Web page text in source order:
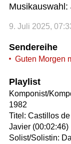
9. Juli 2025,
Sendereihe
Guten Morgen
Playlist
Komponist/
1982
Titel: Castillos
Javier (00:02:46)
Solist/Solistin: